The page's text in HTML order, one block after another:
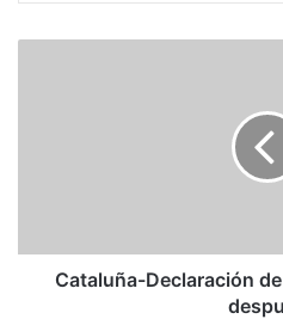
Cataluña-Declaración